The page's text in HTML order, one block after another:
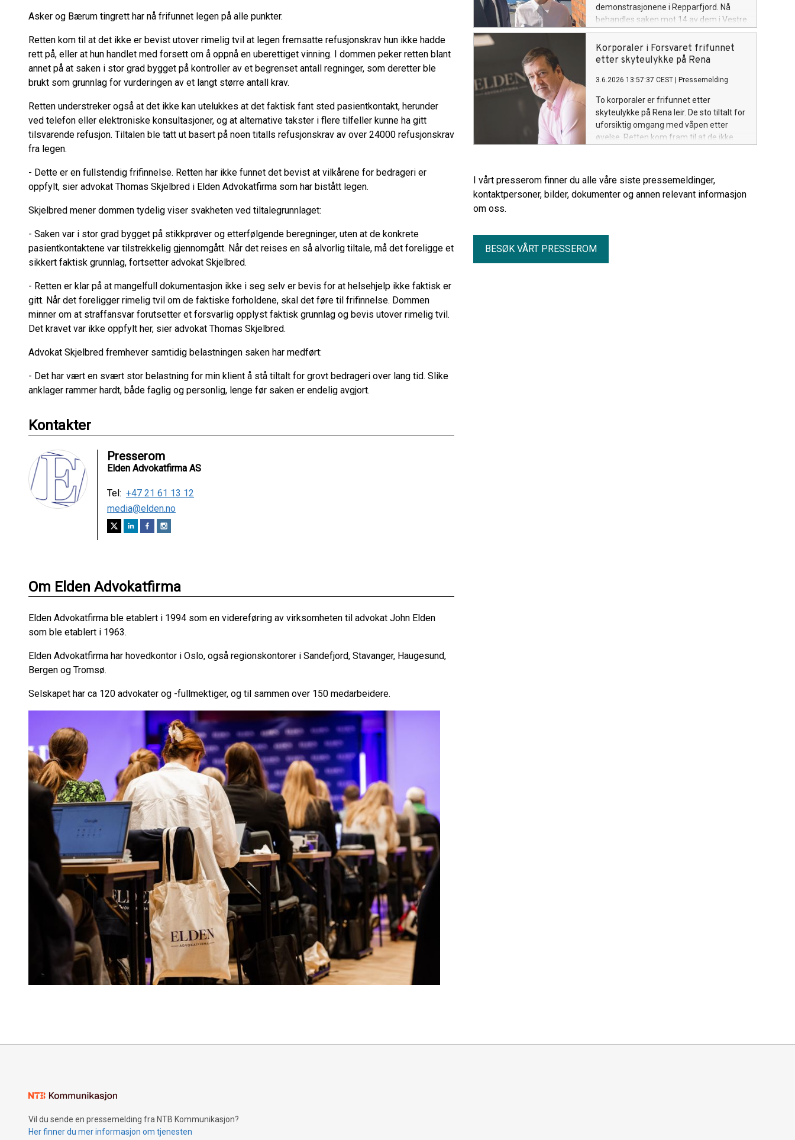
Asker og Bærum tingrett har nå frifunnet legen på alle punkter.
Retten kom til at det ikke er bevist utover rimelig tvil at legen fremsatte refusjonskrav hun ikke hadde
rett på, eller at hun handlet med forsett om å oppnå en uberettiget vinning. I dommen peker retten blant
annet på at saken i stor grad bygget på kontroller av et begrenset antall regninger, som deretter ble
brukt som grunnlag for vurderingen av et langt større antall krav.
Retten understreker også at det ikke kan utelukkes at det faktisk fant sted pasientkontakt, herunder
ved telefon eller elektroniske konsultasjoner, og at alternative takster i flere tilfeller kunne ha gitt
tilsvarende refusjon. Tiltalen ble tatt ut basert på noen titalls refusjonskrav av over 24000 refusjonskrav
fra legen.
- Dette er en fullstendig frifinnelse. Retten har ikke funnet det bevist at vilkårene for bedrageri er
oppfylt, sier advokat Thomas Skjelbred i Elden Advokatfirma som har bistått legen.
Skjelbred mener dommen tydelig viser svakheten ved tiltalegrunnlaget:
- Saken var i stor grad bygget på stikkprøver og etterfølgende beregninger, uten at de konkrete
pasientkontaktene var tilstrekkelig gjennomgått. Når det reises en så alvorlig tiltale, må det foreligge et
sikkert faktisk grunnlag, fortsetter advokat Skjelbred.
- Retten er klar på at mangelfull dokumentasjon ikke i seg selv er bevis for at helsehjelp ikke faktisk er
gitt. Når det foreligger rimelig tvil om de faktiske forholdene, skal det føre til frifinnelse. Dommen
minner om at straffansvar forutsetter et forsvarlig opplyst faktisk grunnlag og bevis utover rimelig tvil.
Det kravet var ikke oppfylt her, sier advokat Thomas Skjelbred.
Advokat Skjelbred fremhever samtidig belastningen saken har medført:
- Det har vært en svært stor belastning for min klient å stå tiltalt for grovt bedrageri over lang tid. Slike
anklager rammer hardt, både faglig og personlig, lenge før saken er endelig avgjort.
Kontakter
Presserom
Elden Advokatfirma AS
Tel: +47 21 61 13 12
media@elden.no
Om Elden Advokatfirma
Elden Advokatfirma ble etablert i 1994 som en videreføring av virksomheten til advokat John Elden
som ble etablert i 1963.
Elden Advokatfirma har hovedkontor i Oslo, også regionskontorer i Sandefjord, Stavanger, Haugesund,
Bergen og Tromsø.
Selskapet har ca 120 advokater og -fullmektiger, og til sammen over 150 medarbeidere.
demonstrasjonene i Repparfjord. Nå
behandles saken mot 14 av dem i Vestre
Finnmark tingrett. Saken gjelder
unnlatelse av å etterkomme politiets
pålegg, men reiser også bredere
natur, sier advokat Olaf Halvorsen
Korporaler i Forsvaret frifunnet
etter skyteulykke på Rena
3.6.2026 13:57:37 CEST Pressemelding
To korporaler er frifunnet etter
skyteulykke på Rena leir. De sto tiltalt for
uforsiktig omgang med våpen etter
øvelse. Retten kom fram til at de ikke
var forsvarlig, og de selv hadde
gjennomført en prisverdig og grundig
plan for øvelsen.
I vårt presserom finner du alle våre siste pressemeldinger,
kontaktpersoner, bilder, dokumenter og annen relevant informasjon
om oss.
BESØK VÅRT PRESSEROM
Vil du sende en pressemelding fra NTB Kommunikasjon?
Her finner du mer informasjon om tjenesten